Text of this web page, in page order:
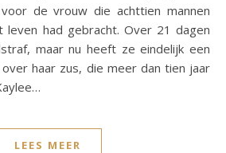
de vrouw die achttien mannen
leven had gebracht. Over 21 dagen
maar nu heeft ze eindelijk een
haar zus, die meer dan tien jaar
LEES MEER